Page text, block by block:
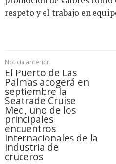
respeto y el trabajo en
Noticia anterior:
El Puerto de Las
Palmas acogerá en
septiembre la
Seatrade Cruise
Med, uno de los
principales
encuentros
internacionales de la
industria de
cruceros